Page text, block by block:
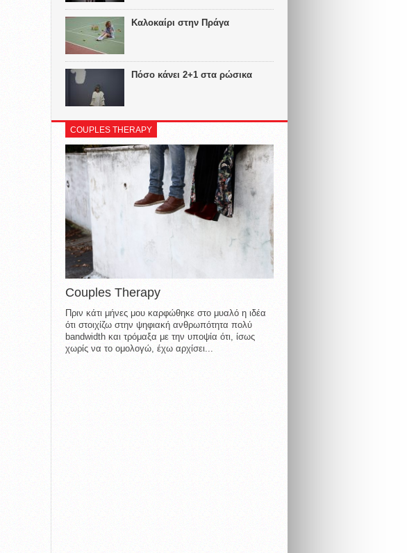
Καλοκαίρι στην Πράγα
Πόσο κάνει 2+1 στα ρώσικα
COUPLES THERAPY
Couples Therapy
Πριν κάτι μήνες μου καρφώθηκε στο μυαλό η ιδέα
ότι στοιχίζω στην ψηφιακή ανθρωπότητα πολύ
bandwidth και τρόμαξα με την υποψία ότι, ίσως
χωρίς να το ομολογώ, έχω αρχίσει...